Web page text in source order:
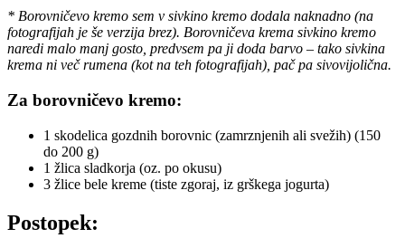
* Borovničevo kremo sem v sivkino kremo dodala naknadno (na
fotografijah je še verzija brez). Borovničeva krema sivkino kremo
naredi malo manj gosto, predvsem pa ji doda barvo – tako sivkina
krema ni več rumena (kot na teh fotografijah), pač pa sivovijolična.
Za borovničevo kremo:
1 skodelica gozdnih borovnic (zamrznjenih ali svežih) (150
do 200 g)
1 žlica sladkorja (oz. po okusu)
3 žlice bele kreme (tiste zgoraj, iz grškega jogurta)
Postopek: